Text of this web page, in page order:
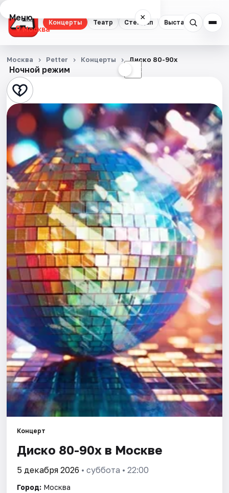
Концерты Театр Стендап Выставки
Меню ×
Москва
Концерты
Театр
Стендап
Выставки
Квесты
Экскурсии
Спорт
События
Города
Площадки
Артисты
Рейтинги
Ночной режим ☾
Москва Petter Концерты Диско 80-90х
Концерт
Диско 80-90х в Москве
5 декабря 2026 • суббота • 22:00
Город: Москва